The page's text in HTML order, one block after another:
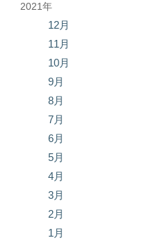
2021年
12月
11月
10月
9月
8月
7月
6月
5月
4月
3月
2月
1月